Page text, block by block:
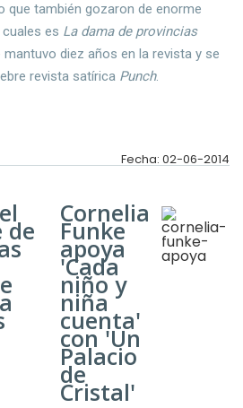
que también gozaron de enorme
es La dama de provincias
diez años en la revista y se
revista satírica Punch.
Fecha: 02-06-2014
de
Cornelia
Funke
apoya
'Cada
niño y
niña
cuenta'
con 'Un
Palacio
de
Cristal'